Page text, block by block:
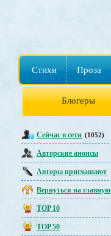
Стихи Проза
Блогеры
Сейчас в сети (1052)
Авторские анонсы
Авторы приглашают
Вернуться на главную
TOP 10
TOP 50